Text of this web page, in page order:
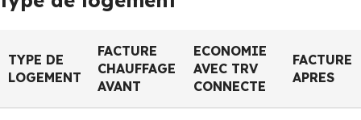
TYPE DE
LOGEMENT
FACTURE
CHAUFFAGE
AVANT
ECONOMIE
AVEC TRV
CONNECTE
FACTURE
APRES